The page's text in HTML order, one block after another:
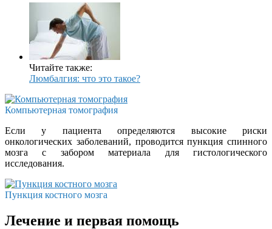
Читайте также:
Люмбалгия: что это такое?
Компьютерная томография
Если у пациента определяются высокие риски
онкологических заболеваний, проводится пункция спинного
мозга с забором материала для гистологического
исследования.
Пункция костного мозга
Лечение и первая помощь